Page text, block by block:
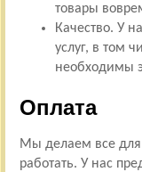
товары
Качество. У
услуг, в том
необходимы
Оплата
Мы делаем все
работать. У нас